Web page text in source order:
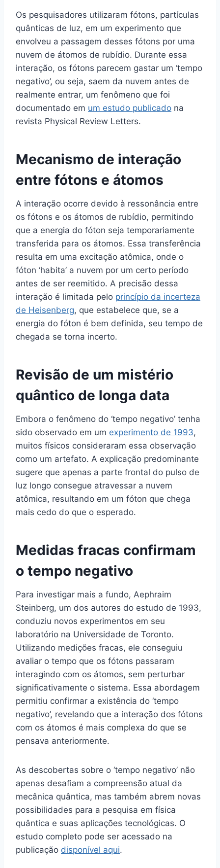
Os pesquisadores utilizaram fótons, partículas
quânticas de luz, em um experimento que
envolveu a passagem desses fótons por uma
nuvem de átomos de rubídio. Durante essa
interação, os fótons parecem gastar um ‘tempo
negativo’, ou seja, saem da nuvem antes de
realmente entrar, um fenômeno que foi
documentado em um estudo publicado na
revista Physical Review Letters.
Mecanismo de interação
entre fótons e átomos
A interação ocorre devido à ressonância entre
os fótons e os átomos de rubídio, permitindo
que a energia do fóton seja temporariamente
transferida para os átomos. Essa transferência
resulta em uma excitação atômica, onde o
fóton ‘habita’ a nuvem por um certo período
antes de ser reemitido. A precisão dessa
interação é limitada pelo princípio da incerteza
de Heisenberg, que estabelece que, se a
energia do fóton é bem definida, seu tempo de
chegada se torna incerto.
Revisão de um mistério
quântico de longa data
Embora o fenômeno do ‘tempo negativo’ tenha
sido observado em um experimento de 1993,
muitos físicos consideraram essa observação
como um artefato. A explicação predominante
sugere que apenas a parte frontal do pulso de
luz longo consegue atravessar a nuvem
atômica, resultando em um fóton que chega
mais cedo do que o esperado.
Medidas fracas confirmam
o tempo negativo
Para investigar mais a fundo, Aephraim
Steinberg, um dos autores do estudo de 1993,
conduziu novos experimentos em seu
laboratório na Universidade de Toronto.
Utilizando medições fracas, ele conseguiu
avaliar o tempo que os fótons passaram
interagindo com os átomos, sem perturbar
significativamente o sistema. Essa abordagem
permitiu confirmar a existência do ‘tempo
negativo’, revelando que a interação dos fótons
com os átomos é mais complexa do que se
pensava anteriormente.
As descobertas sobre o ‘tempo negativo’ não
apenas desafiam a compreensão atual da
mecânica quântica, mas também abrem novas
possibilidades para a pesquisa em física
quântica e suas aplicações tecnológicas. O
estudo completo pode ser acessado na
publicação disponível aqui.